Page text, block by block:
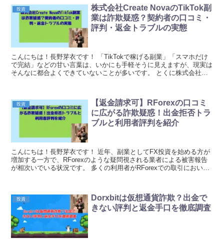
投資
株式会社Create NovaのTikTok副
業は詐欺疑惑？契約者の口コミ・
評判・返金トラブルの実態
こんにちは！長野芽衣です！ 「TikTokで稼げる副業」「スマホだけ
で完結」などの甘い言葉は、いかにも手軽そうに見えますが、現実は
そんなに都合よくできていないことが多いです。 とくに株式会社
投資
【返金請求可】RForexの口コミ
に広がる詐欺疑惑！出金拒否トラ
ブルと利用者評判を紹介
こんにちは！長野芽衣です！ 近年、副業としてFX投資を始める方が
増加する一方で、RForexのような疑問視される業者による被害報告
が相次いでいる状況です。 多くの利用者がRForexでの取引におい
投資
Dorxbitは仮想通貨詐欺？出金で
きない評判と返金手口を徹底調査